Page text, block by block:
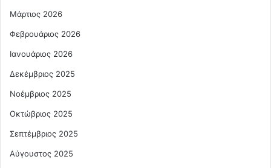
Μάρτιος 2026
Φεβρουάριος 2026
Ιανουάριος 2026
Δεκέμβριος 2025
Νοέμβριος 2025
Οκτώβριος 2025
Σεπτέμβριος 2025
Αύγουστος 2025